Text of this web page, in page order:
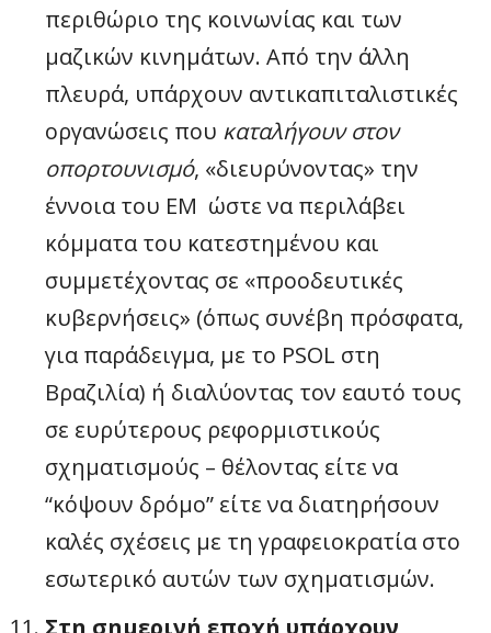
περιθώριο της κοινωνίας και των
μαζικών κινημάτων. Από την άλλη
πλευρά, υπάρχουν αντικαπιταλιστικές
οργανώσεις που καταλήγουν στον
οπορτουνισμό, «διευρύνοντας» την
έννοια του ΕΜ ώστε να περιλάβει
κόμματα του κατεστημένου και
συμμετέχοντας σε «προοδευτικές
κυβερνήσεις» (όπως συνέβη πρόσφατα,
για παράδειγμα, με το PSOL στη
Βραζιλία) ή διαλύοντας τον εαυτό τους
σε ευρύτερους ρεφορμιστικούς
σχηματισμούς – θέλοντας είτε να
“κόψουν δρόμο” είτε να διατηρήσουν
καλές σχέσεις με τη γραφειοκρατία στο
εσωτερικό αυτών των σχηματισμών.
Στη σημερινή εποχή υπάρχουν